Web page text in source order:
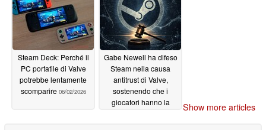
06/06/2026
Steam Deck: Perché il
PC portatile di Valve
potrebbe lentamente
scomparire 06/02/2026
Gabe Newell ha difeso
Steam nella causa
antitrust di Valve,
sostenendo che i
giocatori hanno la
Show more articles